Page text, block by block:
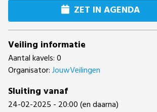
ZET IN AGENDA
Veiling informatie
Aantal kavels: 0
Organisator:JouwVeilingen
Sluiting vanaf
24-02-2025 - 20:00 (en daarna)